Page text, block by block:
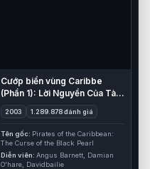
Cướp biển vùng Caribbe
(Phần 1): Lời Nguyền Của Tàu
Ngọc Trai Đen
2003 1.289.878 đánh giá
Tên gốc Pirates of the Caribbean:
The Curse of the Black Pearl
Diễn viên Angus Barnett, Damian
O'hare, Davidbailie